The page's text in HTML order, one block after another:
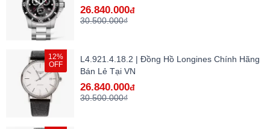
26.840.000đ
30.500.000₫
12%
OFF
L4.921.4.18.2 | Đồng Hồ Longines Chính Hãng
Bán Lẻ Tại VN
26.840.000đ
30.500.000₫